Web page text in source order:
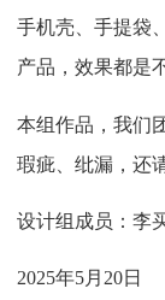
手机壳、手提袋
产品，效果都是
本组作品，我们
瑕疵、纰漏，还
设计组成员：李
2025年5月20日